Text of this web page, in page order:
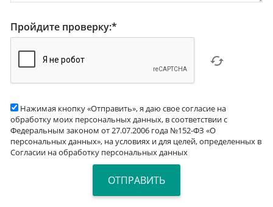
Пройдите проверку:*
Нажимая кнопку «Отправить», я даю свое согласие на
обработку моих персональных данных, в соответствии с
Федеральным законом от 27.07.2006 года №152-ФЗ «О
персональных данных», на условиях и для целей, определенных в
Согласии на обработку персональных данных